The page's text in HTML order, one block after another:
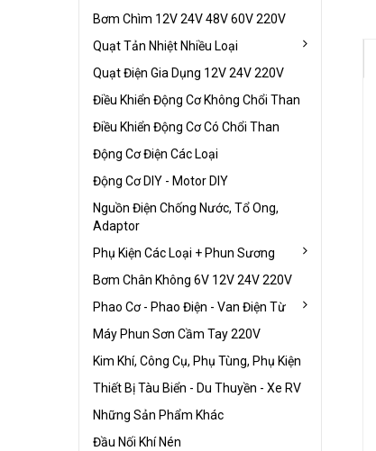
Bơm Chìm 12V 24V 48V 60V 220V
Quạt Tản Nhiệt Nhiều Loại
Quạt Điện Gia Dụng 12V 24V 220V
Điều Khiển Động Cơ Không Chổi Than
Điều Khiển Động Cơ Có Chổi Than
Động Cơ Điện Các Loại
Động Cơ DIY - Motor DIY
Nguồn Điện Chống Nước, Tổ Ong,
Adaptor
Phụ Kiện Các Loại + Phun Sương
Bơm Chân Không 6V 12V 24V 220V
Phao Cơ - Phao Điện - Van Điện Từ
Máy Phun Sơn Cầm Tay 220V
Kim Khí, Công Cụ, Phụ Tùng, Phụ Kiện
Thiết Bị Tàu Biển - Du Thuyền - Xe RV
Những Sản Phẩm Khác
Đầu Nối Khí Nén